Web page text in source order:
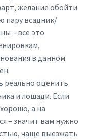
желание обойти
пару всадник/
– все это
в данном
реально оценить
и лошади. Если
а на
– значит вам нужно
чаще выезжать